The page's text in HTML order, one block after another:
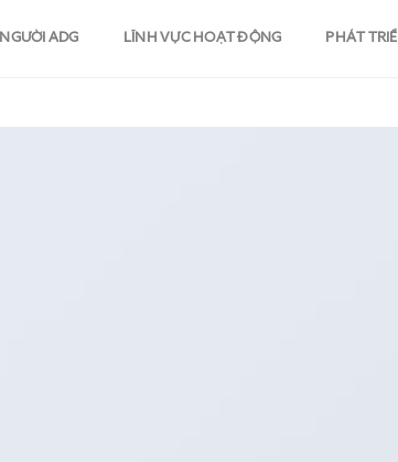
NGƯỜI ADG LĨNH VỰC HOẠT ĐỘNG PHÁT